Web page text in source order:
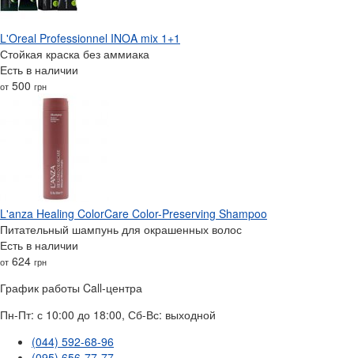
L'Oreal Professionnel INOA mix 1+1
Стойкая краска без аммиака
Есть в наличии
от 500 грн
L'anza Healing ColorCare Color-Preserving Shampoo
Питательный шампунь для окрашенных волос
Есть в наличии
от 624 грн
График работы Call-центра
Пн-Пт: с 10:00 до 18:00, Сб-Вс: выходной
(044) 592-68-96